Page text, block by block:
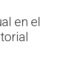
en el